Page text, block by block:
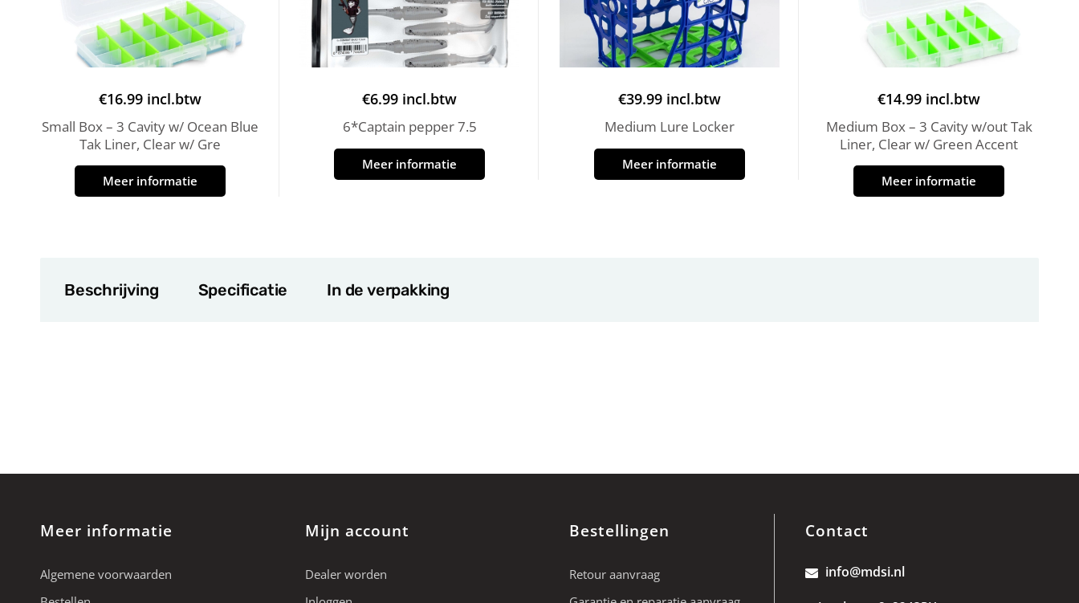
€16.99 incl.btw
Small Box – 3 Cavity w/ Ocean Blue
Tak Liner, Clear w/ Gre
Meer informatie
€6.99 incl.btw
6*Captain pepper 7.5
Meer informatie
€39.99 incl.btw
Medium Lure Locker
Meer informatie
€14.99 incl.btw
Medium Box – 3 Cavity w/out Tak
Liner, Clear w/ Green Accent
Meer informatie
Beschrijving Specificatie In de verpakking
Meer informatie
Algemene voorwaarden
Mijn account
Dealer worden
Bestellingen
Retour aanvraag
Contact
info@mdsi.nl